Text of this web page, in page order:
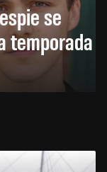
se
temporada